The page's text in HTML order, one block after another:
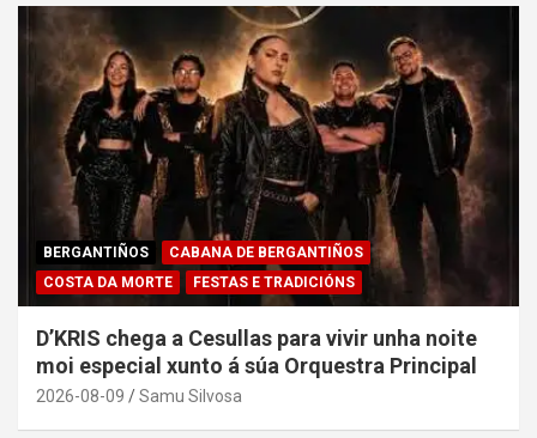
BERGANTIÑOS
CABANA DE BERGANTIÑOS
COSTA DA MORTE
FESTAS E TRADICIÓNS
D’KRIS chega a Cesullas para vivir unha noite
moi especial xunto á súa Orquestra Principal
2026-08-09 Samu Silvosa